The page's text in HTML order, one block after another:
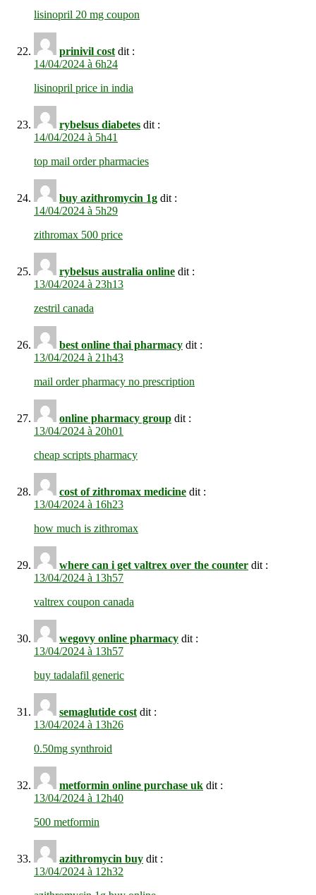
lisinopril 20 mg coupon
prinivil cost dit :
14/04/2024 à 6h24
lisinopril price in india
rybelsus diabetes dit :
14/04/2024 à 5h41
top mail order pharmacies
buy azithromycin 1g dit :
14/04/2024 à 5h29
zithromax 500 price
rybelsus australia online dit :
13/04/2024 à 23h13
zestril canada
best online thai pharmacy dit :
13/04/2024 à 21h43
mail order pharmacy no prescription
online pharmacy group dit :
13/04/2024 à 20h01
cheap scripts pharmacy
cost of zithromax medicine dit :
13/04/2024 à 16h23
how much is zithromax
where can i get valtrex over the counter dit :
13/04/2024 à 13h57
valtrex coupon canada
wegovy online pharmacy dit :
13/04/2024 à 13h57
buy tadalafil generic
semaglutide cost dit :
13/04/2024 à 13h26
0.50mg synthroid
metformin online purchase uk dit :
13/04/2024 à 12h40
500 metformin
azithromycin buy dit :
13/04/2024 à 12h32